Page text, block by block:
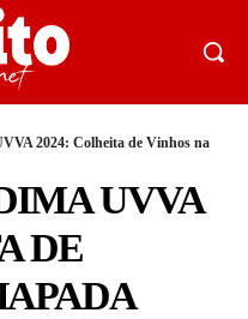
2024: Colheita de Vinhos na
UVVA
DE